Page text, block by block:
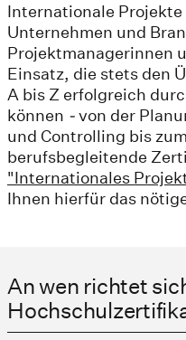
Internationale
Unternehmen und
Projektmanagerinnen
Einsatz, die stets den
A bis Z erfolgreich
können -von der
und Controlling bis
berufsbegleitende
"Internationales
Ihnen hierfür das
An wen richtet